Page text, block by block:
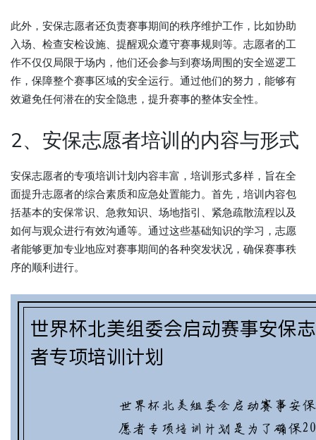
此外，安保志愿者还负责赛事期间的秩序维护工作，比如协助
入场、检查安检设施、提醒观众遵守赛事规则等。志愿者的工
作不仅仅局限于场内，他们还会参与到赛场周围的安全巡逻工
作，保障整个赛事区域的安全运行。通过他们的努力，能够有
效避免任何潜在的安全隐患，提升赛事的整体安全性。
2、安保志愿者培训的内容与形式
安保志愿者的专项培训计划内容丰富，培训形式多样，旨在全
面提升志愿者的综合素质和应急处置能力。首先，培训内容包
括基本的安保常识、急救知识、场地指引、紧急疏散流程以及
如何与观众进行有效沟通等。通过这些基础知识的学习，志愿
者能够更加专业地应对赛事期间的各种突发状况，确保赛事秩
序的顺利进行。